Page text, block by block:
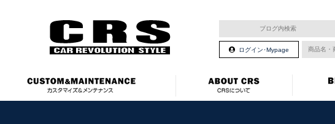
ログイン･Mypage